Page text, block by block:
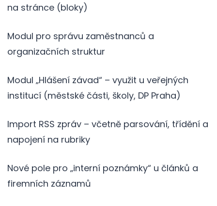
na stránce (bloky)
Modul pro správu zaměstnanců a
organizačních struktur
Modul „Hlášení závad“ – využit u veřejných
institucí (městské části, školy, DP Praha)
Import RSS zpráv – včetně parsování, třídění a
napojení na rubriky
Nové pole pro „interní poznámky“ u článků a
firemních záznamů